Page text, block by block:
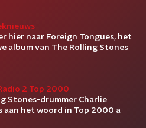
hier naar Foreign Tongues, het
album van The Rolling Stones
2 Top 2000
Stones-drummer Charlie
aan het woord in Top 2000 a